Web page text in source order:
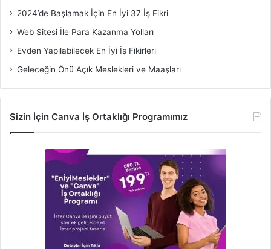
2024’de Başlamak İçin En İyi 37 İş Fikri
Web Sitesi İle Para Kazanma Yolları
Evden Yapılabilecek En İyi İş Fikirleri
Geleceğin Önü Açık Meslekleri ve Maaşları
Sizin İçin Canva İş Ortaklığı Programımız